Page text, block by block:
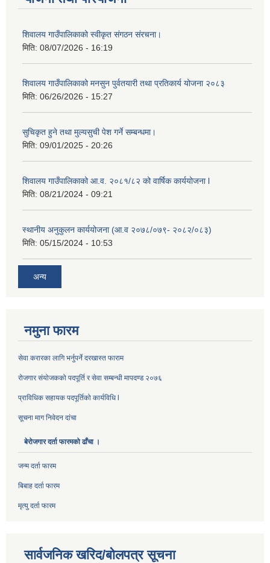
शिवालय गाउँपालिकाको स्वीकृत संगठन संरचना।
मिति: 08/07/2026 - 16:19
शिवालय गाउँपालिकाको मनसुन पुर्वतयारी तथा प्रतिकार्य योजना २०८३
मिति: 06/26/2026 - 15:27
सुचिकृत हुने तथा मुल्यसुची पेश गर्ने सम्बन्धमा।
मिति: 09/01/2025 - 20:26
शिवालय गाउँपालिकाको आ.व. २०८१/८२ को वार्षिक कार्ययोजना l
मिति: 08/21/2024 - 09:21
स्थानीय अनुकुलन कार्ययोजना (आ.व २०७८/०७९- २०८२/०८३)
मिति: 05/15/2024 - 10:53
अन्य
नमुना फारम
सेवा करारका लागि भर्नुपर्ने दरखास्त फाराम
रोजगार संयोजकको पदपूर्ति र सेवा सम्बन्धी मापदण्ड २०७६
प्राविधिक सहायक पदपूर्तिको कार्यविधि l
सूचना माग निवेदन दांचा
बेरोजगार दर्ता फारमको ढाँचा ।
जन्म दर्ता फारम
बिबाह दर्ता फारम
मृत्यु दर्ता फारम
सार्वजनिक खरिद/बोलपत्र सूचना